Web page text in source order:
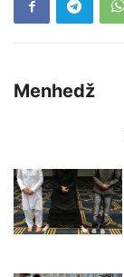
Menhedž